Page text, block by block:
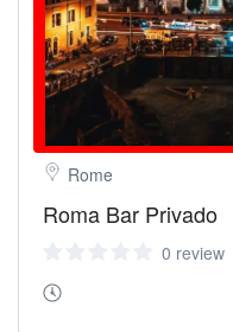
Rome
Roma Bar Privado
0 review